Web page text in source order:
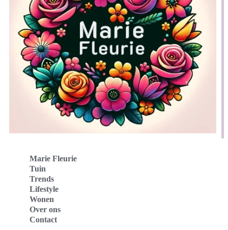
Marie Fleurie
Tuin
Trends
Lifestyle
Wonen
Over ons
Contact